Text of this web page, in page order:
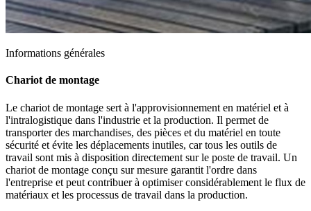
Informations générales
Chariot de montage
Le chariot de montage sert à l'approvisionnement en matériel et à
l'intralogistique dans l'industrie et la production. Il permet de
transporter des marchandises, des pièces et du matériel en toute
sécurité et évite les déplacements inutiles, car tous les outils de
travail sont mis à disposition directement sur le poste de travail. Un
chariot de montage conçu sur mesure garantit l'ordre dans
l'entreprise et peut contribuer à optimiser considérablement le flux de
matériaux et les processus de travail dans la production.